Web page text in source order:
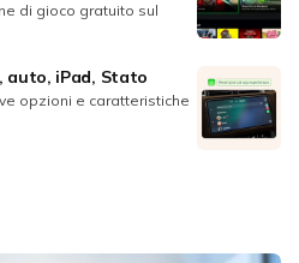
di gioco gratuito sul
auto, iPad, Stato
opzioni e caratteristiche